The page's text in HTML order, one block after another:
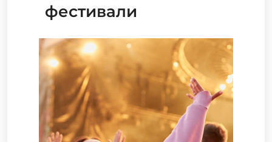
фестивали